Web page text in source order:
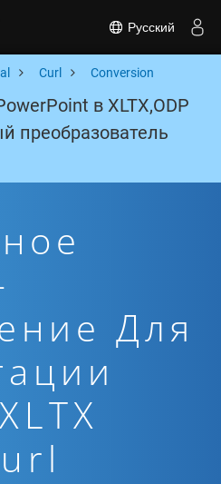
Русский
Curl Conversion
в XLTX,ODP
преобразователь
Для